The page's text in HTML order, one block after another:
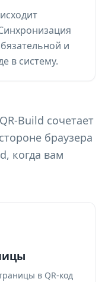
и
в систему.
Build сочетает
браузера
когда вам
в QR-код